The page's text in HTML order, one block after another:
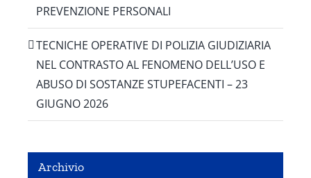
PREVENZIONE PERSONALI
TECNICHE OPERATIVE DI POLIZIA GIUDIZIARIA
NEL CONTRASTO AL FENOMENO DELL’USO E
ABUSO DI SOSTANZE STUPEFACENTI – 23
GIUGNO 2026
Archivio